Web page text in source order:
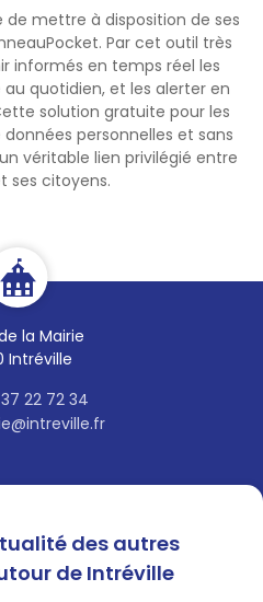
mettre à disposition de ses
Par cet outil très
informés en temps réel les
quotidien, et les alerter en
solution gratuite pour les
personnelles et sans
véritable lien privilégié entre
ses citoyens.
la Mairie
Intréville
22 72 34
des autres
de Intréville